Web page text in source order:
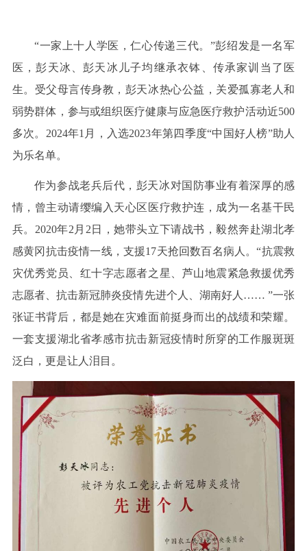
“一家上十人学医，仁心传递三代。”彭绍发是一名军
医，彭天冰、彭天冰儿子均继承衣钵、传承家训当了医
生。受父母言传身教，彭天冰热心公益，关爱孤寡老人和
弱势群体，参与或组织医疗健康与应急医疗救护活动近500
多次。2024年1月，入选2023年第四季度“中国好人榜”助人
为乐名单。
作为参战老兵后代，彭天冰对国防事业有着深厚的感
情，曾主动请缨编入天心区医疗救护连，成为一名基干民
兵。 2020年2月2日，她带头立下请战书，毅然奔赴湖北孝
感黄冈抗击疫情一线，支援17天抢回数百名病人。“抗震救
灾优秀党员、红十字志愿者之星、芦山地震紧急救援优秀
志愿者、抗击新冠肺炎疫情先进个人、湖南好人…… ”一张
张证书背后，都是她在灾难面前挺身而出的战绩和荣耀。
一套支援湖北省孝感市抗击新冠疫情时所穿的工作服斑斑
泛白，更是让人泪目。